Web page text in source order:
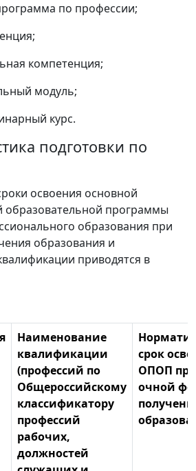
по профессии;
компетенция;
модуль;
курс.
подготовки по
освоения основной
образовательной программы
образования при
образования и
приводятся в
Наименование
квалификации
(профессий по
Общероссийскому
классификатору
профессий
рабочих,
должностей
срок
ОПОП
очной